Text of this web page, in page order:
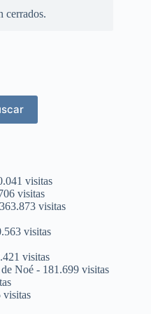
cerrados.
visitas
visitas
visitas
visitas
visitas
Noé - 181.699 visitas
visitas